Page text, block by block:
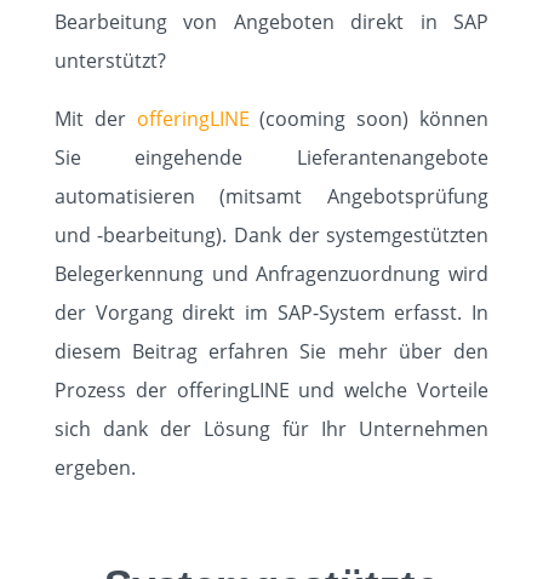
KARRIERE
KONTAKT
Bearbeitung von Angeboten direkt in SAP
unterstützt?
Mit der offeringLINE (cooming soon) können
Sie eingehende Lieferantenangebote
automatisieren (mitsamt Angebotsprüfung
und -bearbeitung). Dank der systemgestützten
Belegerkennung und Anfragenzuordnung wird
der Vorgang direkt im SAP-System erfasst. In
diesem Beitrag erfahren Sie mehr über den
Prozess der offeringLINE und welche Vorteile
sich dank der Lösung für Ihr Unternehmen
ergeben.